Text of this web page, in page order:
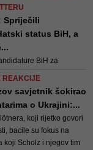
Spriječili
status BiH, a
BiH za
Holandija i
REAKCIJE
savjetnik šokirao
o Ukrajini:...
koji rijetko govori
bacile su fokus na
koji Scholz i njegov tim